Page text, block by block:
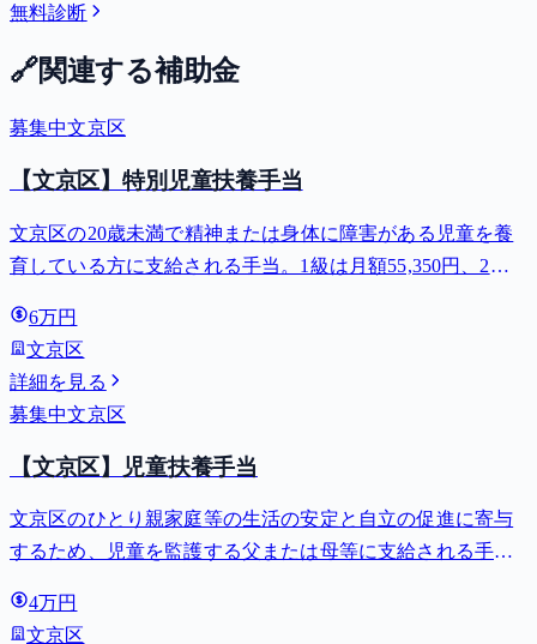
無料診断
🔗関連する補助金
募集中文京区
【文京区】特別児童扶養手当
文京区の20歳未満で精神または身体に障害がある児童を養
育している方に支給される手当。1級は月額55,350円、2級
6万円
文京区
詳細を見る
募集中文京区
【文京区】児童扶養手当
文京区のひとり親家庭等の生活の安定と自立の促進に寄与
するため、児童を監護する父または母等に支給される手
4万円
文京区